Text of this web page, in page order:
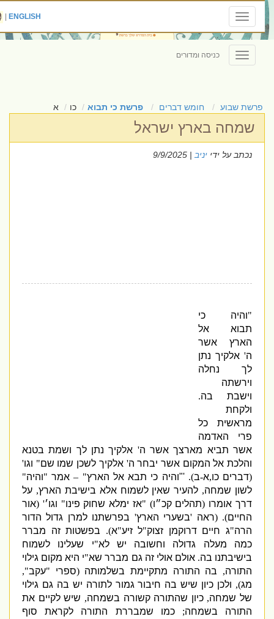
Toggle
navigation
ENGLISH
|
Toggle
navigation
כניסה ומדורים
פרשת שבוע חומש דברים פרשת כי תבוא כו א
שמחה בארץ ישראל
נכתב על ידייניב| 9/9/2025
והיה כי
תבוא אל
הארץ אשר
'אלקיך נתן
לך נחלה
וירשתה
וישבת בה.
ולקחת
מראשית כל
פרי האדמה
אשר תביא מארצך אשר ה 'אלקיך נתן לך ושמת בטנא
והלכת אל המקום אשר יבחר ה'אלקיך לשכן שמו שם"וגו '
דברים כו ,א-ב).
'" והיה כי תבא אל הארץ" – אמר"והיה"
לשון שמחה,להעיר שאין לשמוח אלא בישיבת הארץ,על
דרך אומרו(תהלים קכ״ו) "אז ימלא שחוק פינו"וגו׳' (אור
החיים). (ראה'בשערי הארץ'בפרשתנו למרן גדול הדור
הרה"ג חיים דרוקמן זצוק"ל זיע"א).בפשטות זה מברר
כמה מעלה גדולה וחשובה יש לא"י שעלינו לשמוח
בישיבתנו בה.אולם אולי זה גם מברר שא"י היא מקום גילוי
התורה,בה התורה מתקיימת בשלמותה(ספרי" עקב",
מג),ולכן כיון שיש בה חיבור גמור לתורה יש בה גם גילוי
של שמחה,כיון שהתורה קשורה בשמחה,שיש לקיים את
התורה בשמחה;כמו שמבררת התורה לקראת סוף